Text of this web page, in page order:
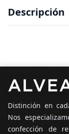
Descripción
Distinción en
Nos
confección de